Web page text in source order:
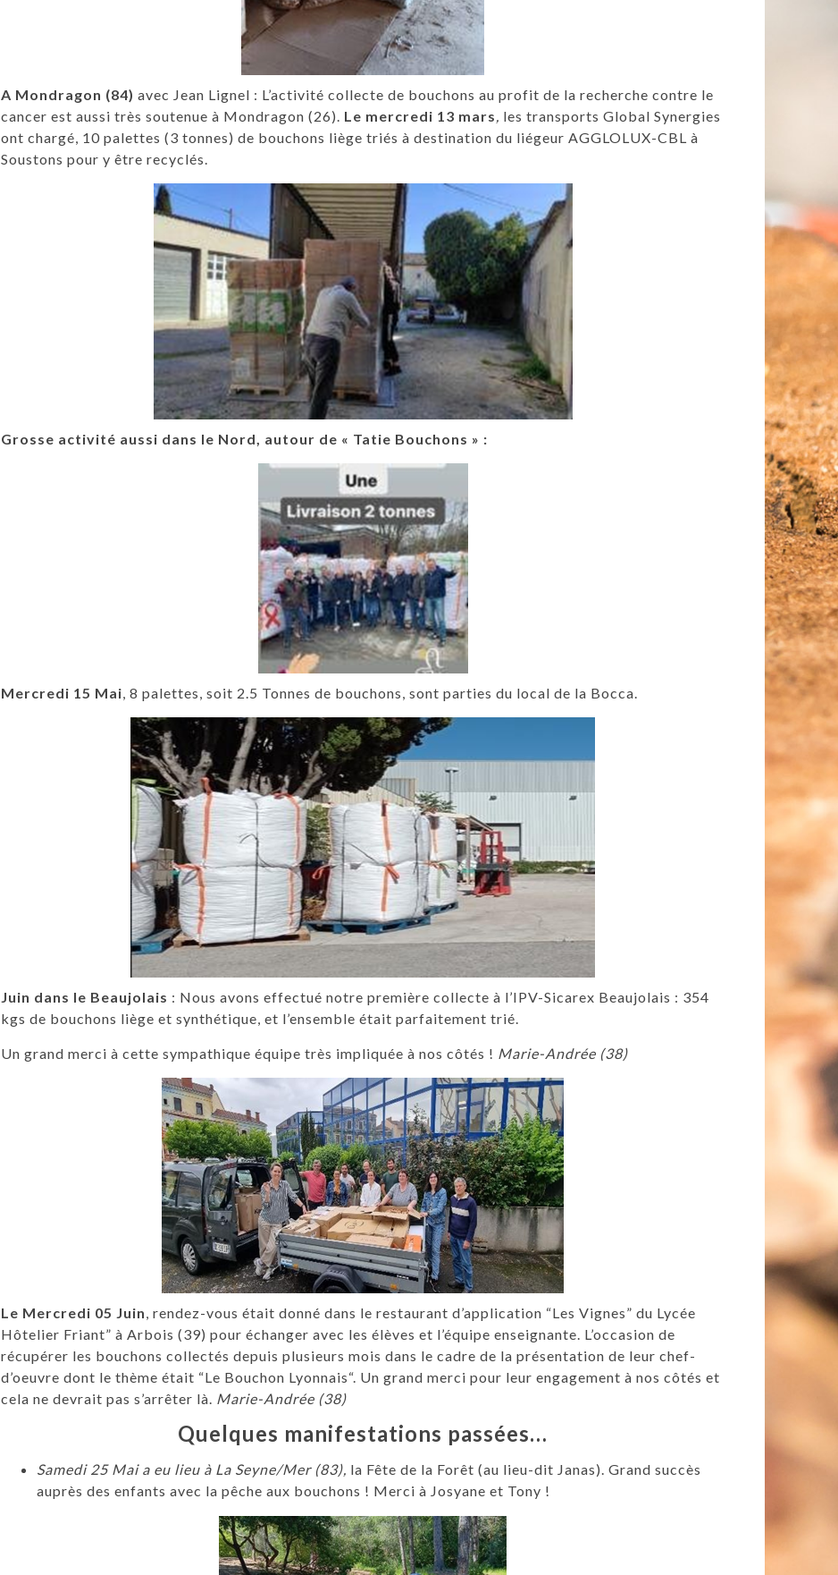
A Mondragon (84) avec Jean Lignel : L’activité collecte de bouchons au profit de la recherche contre le
cancer est aussi très soutenue à Mondragon (26). Le mercredi 13 mars, les transports Global Synergies
ont chargé, 10 palettes (3 tonnes) de bouchons liège triés à destination du liégeur AGGLOLUX-CBL à
Soustons pour y être recyclés.
Grosse activité aussi dans le Nord, autour de « Tatie Bouchons » :
Mercredi 15 Mai, 8 palettes, soit 2.5 Tonnes de bouchons, sont parties du local de la Bocca.
Juin dans le Beaujolais : Nous avons effectué notre première collecte à l’IPV-Sicarex Beaujolais : 354
kgs de bouchons liège et synthétique, et l’ensemble était parfaitement trié.
Un grand merci à cette sympathique équipe très impliquée à nos côtés ! Marie-Andrée (38)
Le Mercredi 05 Juin, rendez-vous était donné dans le restaurant d’application “Les Vignes” du Lycée
Hôtelier Friant” à Arbois (39) pour échanger avec les élèves et l’équipe enseignante. L’occasion de
récupérer les bouchons collectés depuis plusieurs mois dans le cadre de la présentation de leur chef-
d’oeuvre dont le thème était “Le Bouchon Lyonnais“. Un grand merci pour leur engagement à nos côtés et
cela ne devrait pas s’arrêter là. Marie-Andrée (38)
Quelques manifestations passées…
Samedi 25 Mai a eu lieu à La Seyne/Mer (83), la Fête de la Forêt (au lieu-dit Janas). Grand succès
auprès des enfants avec la pêche aux bouchons ! Merci à Josyane et Tony !